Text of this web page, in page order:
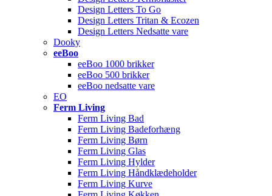
Design Letters To Go
Design Letters Tritan & Ecozen
Design Letters Nedsatte vare
Dooky
eeBoo
eeBoo 1000 brikker
eeBoo 500 brikker
eeBoo nedsatte vare
EO
Ferm Living
Ferm Living Bad
Ferm Living Badeforhæng
Ferm Living Børn
Ferm Living Glas
Ferm Living Hylder
Ferm Living Håndklædeholder
Ferm Living Kurve